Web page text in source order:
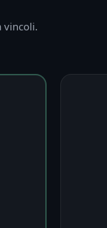
vincoli.